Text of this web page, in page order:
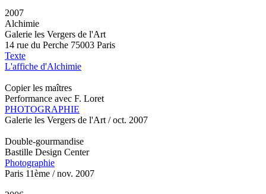
2007
Alchimie
Galerie les Vergers de l'Art
14 rue du Perche 75003 Paris
Texte
L'affiche d'Alchimie
Copier les maîtres
Performance avec F. Loret
PHOTOGRAPHIE
Galerie les Vergers de l'Art / oct. 2007
Double-gourmandise
Bastille Design Center
Photographie
Paris 11ème / nov. 2007